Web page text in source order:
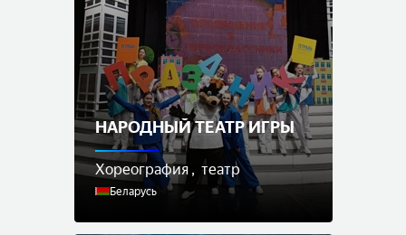
НАРОДНЫЙ ТЕАТР ИГРЫ
Хореография театр
Беларусь